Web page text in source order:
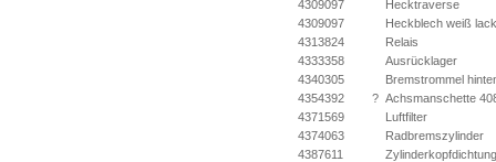
4309097
Hecktraverse
4309097
Heckblech weiß
4313824
Relais
4333358
Ausrücklager
4340305
Bremstrommel
4354392
? Achsmanschette
4371569
Luftfilter
4374063
Radbremszylinder
4387611
Zylinderkopfdichtung